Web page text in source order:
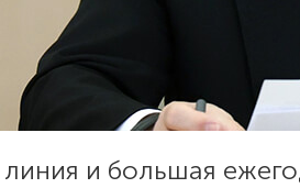
и большая